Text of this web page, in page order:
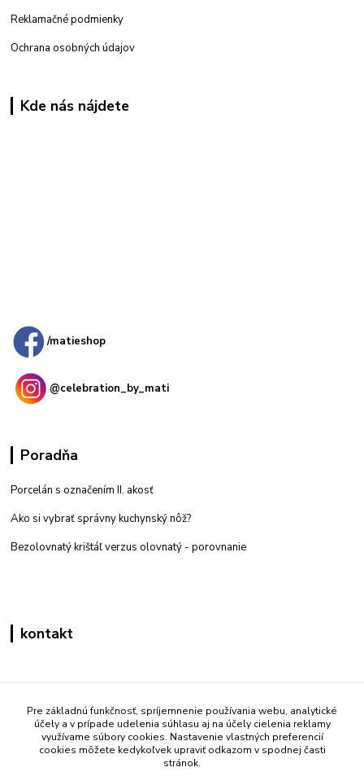
Reklamačné podmienky
Ochrana osobných údajov
Kde nás nájdete
/matieshop
@celebration_by_mati
Poradňa
Porcelán s označením II. akosť
Ako si vybrať správny kuchynský nôž?
Bezolovnatý krištáľ verzus olovnatý - porovnanie
kontakt
+421 908 861 051
(Po - Pia 7:30-15:30)
info@mati.sk
Pre základnú funkčnosť, spríjemnenie používania webu, analytické
účely a v prípade udelenia súhlasu aj na účely cielenia reklamy
využívame súbory cookies. Nastavenie vlastných preferencií
cookies môžete kedykoľvek upraviť odkazom v spodnej časti
stránok.